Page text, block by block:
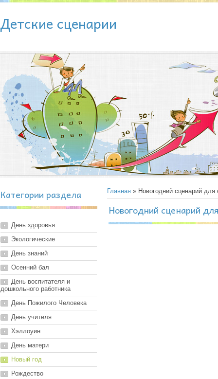
Детские сценарии
Категории раздела
День здоровья
Экологические
День знаний
Осенний бал
День воспитателя и
дошкольного работника
День Пожилого Человека
День учителя
Хэллоуин
День матери
Новый год
Рождество
Главная » Новогодний сценарий
Новогодний сценарий